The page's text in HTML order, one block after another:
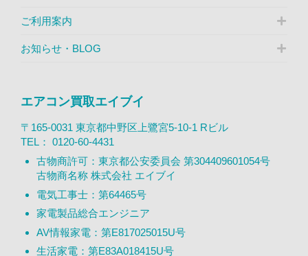
ご利用案内
お知らせ・BLOG
エアコン買取エイブイ
〒165-0031 東京都中野区上鷺宮5-10-1 Rビル
TEL： 0120-60-4431
古物商許可：東京都公安委員会 第304409601054号
古物商名称 株式会社 エイブイ
電気工事士：第64465号
家電製品総合エンジニア
AV情報家電：第E817025015U号
生活家電：第E83A018415U号